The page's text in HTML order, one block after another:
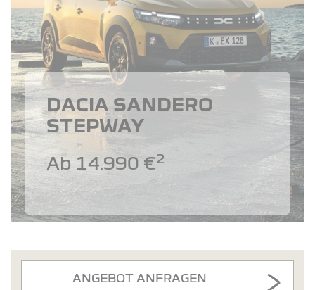
DACIA SANDERO
STEPWAY
Ab 14.990 €2
ANGEBOT ANFRAGEN